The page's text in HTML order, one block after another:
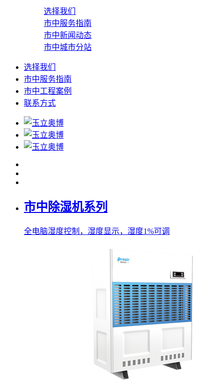
选择我们
市中服务指南
市中新闻动态
市中城市分站
选择我们
市中服务指南
市中工程案例
联系方式
市中除湿机系列
全电脑湿度控制，湿度显示，湿度1%可调